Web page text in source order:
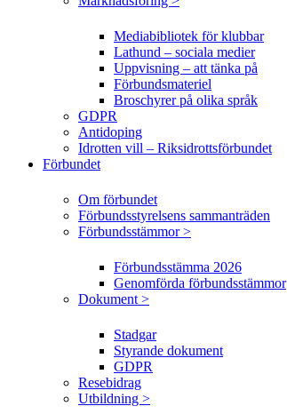
Mediabibliotek för klubbar
Lathund – sociala medier
Uppvisning – att tänka på
Förbundsmateriel
Broschyrer på olika språk
GDPR
Antidoping
Idrotten vill – Riksidrottsförbundet
Förbundet
Om förbundet
Förbundsstyrelsens sammanträden
Förbundsstämmor >
Förbundsstämma 2026
Genomförda förbundsstämmor
Dokument >
Stadgar
Styrande dokument
GDPR
Resebidrag
Utbildning >